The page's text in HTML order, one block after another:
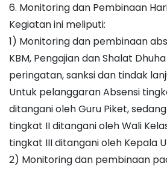
6. Monitoring dan Pembinaan
Kegiatan ini meliputi:
1) Monitoring dan pembinaan
KBM, Pengajian dan Shalat
peringatan, sanksi dan tindak
Untuk pelanggaran Absensi
ditangani oleh Guru Piket,
tingkat II ditangani oleh Wali
tingkat III ditangani oleh Kepala
2) Monitoring dan pembinaan